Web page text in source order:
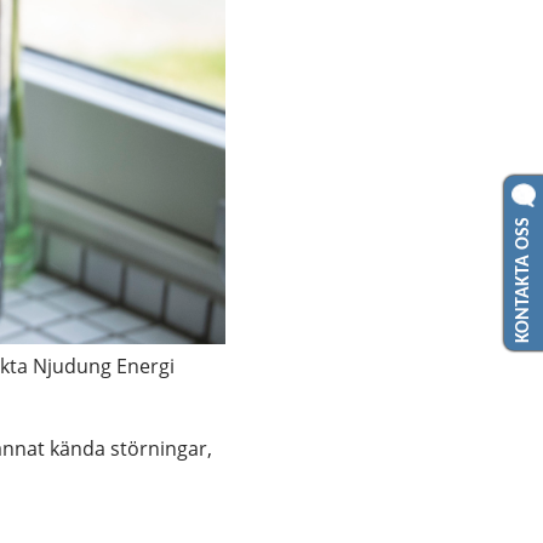
Njudung Energi
kända störningar,
KONTAKTA OSS